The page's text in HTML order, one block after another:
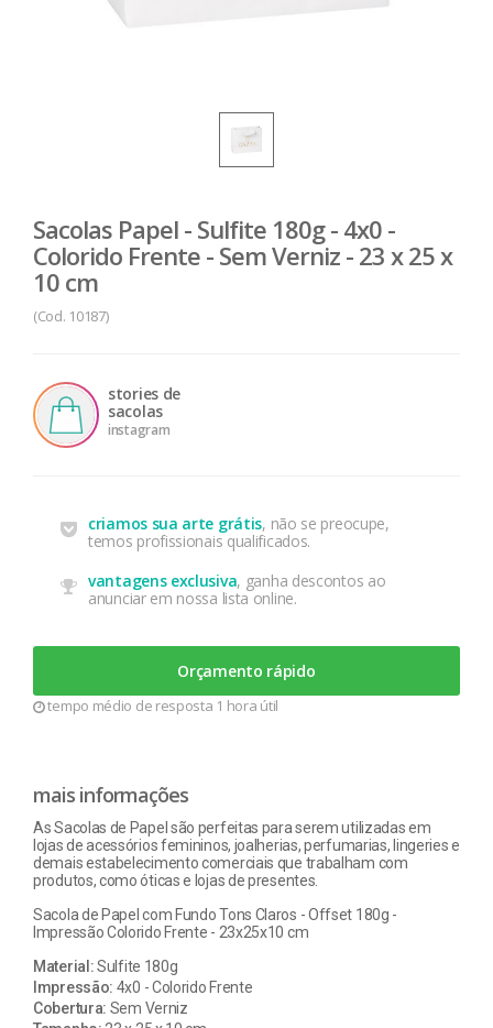
Sacolas Papel - Sulfite 180g - 4x0 -
Colorido Frente - Sem Verniz - 23 x 25 x
10 cm
(Cod. 10187)
stories de
sacolas
instagram
criamos sua arte grátis, não se preocupe,
temos profissionais qualificados.
vantagens exclusiva, ganha descontos ao
anunciar em nossa lista online.
Orçamento rápido
tempo médio de resposta 1 hora útil
mais informações
As Sacolas de Papel são perfeitas para serem utilizadas em
lojas de acessórios femininos, joalherias, perfumarias, lingeries e
demais estabelecimento comerciais que trabalham com
produtos, como óticas e lojas de presentes.
Sacola de Papel com Fundo Tons Claros - Offset 180g -
Impressão Colorido Frente - 23x25x10 cm
Material:Sulfite 180g
Impressão: 4x0 - Colorido Frente
Cobertura: Sem Verniz